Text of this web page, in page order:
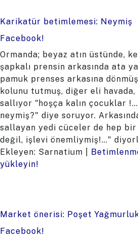
Karikatür betimlemesi: Neymiş
Facebook!
Ormanda; beyaz atın üstünde,
şapkalı prensin arkasında ata
pamuk prenses arkasına
kolunu tutmuş, diğer eli
sallıyor "hoşça kalın çocuklar !…
neymiş?" diye soruyor.
sallayan yedi cüceler de hep bir
değil, işlevi önemliymiş!…"
Ekleyen: Sarnatium |
yükleyin!
Market önerisi: Poşet
Facebook!